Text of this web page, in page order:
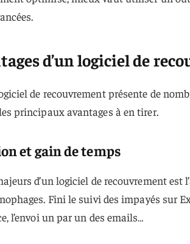
d’un logiciel de
de recouvrement présente de
principaux avantages à en tirer.
et gain de temps
d’un logiciel de recouvrement est
Fini le suivi des impayés sur
l’envoi un par un des emails…